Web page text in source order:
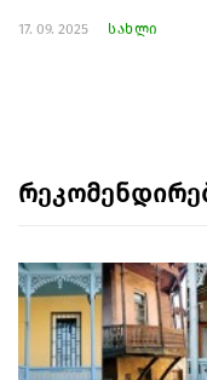
17. 09. 2025 სახლი